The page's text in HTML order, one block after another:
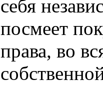
себя
посмеет
права, во